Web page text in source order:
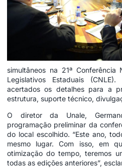
simultâneos na 21ª
Legislativos Estaduais
acertados os detalhes para a
estrutura, suporte técnico,
O diretor da Unale,
programação preliminar da
do local escolhido. “Este ano,
mesmo lugar. Com isso, em
otimização do tempo, teremos
todas as edições anteriores”,